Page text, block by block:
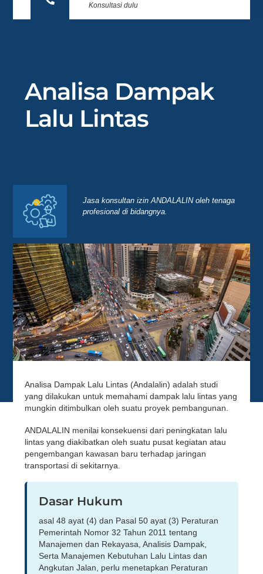
Konsultasi dulu
Analisa Dampak
Lalu Lintas
Jasa konsultan izin ANDALALIN oleh tenaga
profesional di bidangnya.
Analisa Dampak Lalu Lintas (Andalalin) adalah studi
yang dilakukan untuk memahami dampak lalu lintas yang
mungkin ditimbulkan oleh suatu proyek pembangunan.
ANDALALIN menilai konsekuensi dari peningkatan lalu
lintas yang diakibatkan oleh suatu pusat kegiatan atau
pengembangan kawasan baru terhadap jaringan
transportasi di sekitarnya.
Dasar Hukum
asal 48 ayat (4) dan Pasal 50 ayat (3) Peraturan
Pemerintah Nomor 32 Tahun 2011 tentang
Manajemen dan Rekayasa, Analisis Dampak,
Serta Manajemen Kebutuhan Lalu Lintas dan
Angkutan Jalan, perlu menetapkan Peraturan